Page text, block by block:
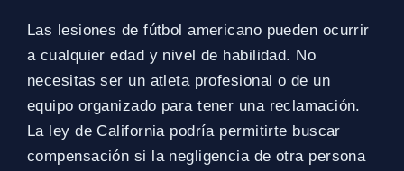
Las lesiones de fútbol americano pueden ocurrir
a cualquier edad y nivel de habilidad. No
necesitas ser un atleta profesional o de un
equipo organizado para tener una reclamación.
La ley de California podría permitirte buscar
compensación si la negligencia de otra persona